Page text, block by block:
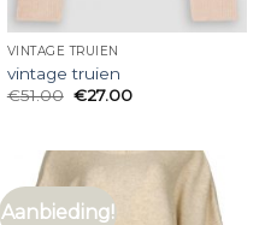
VINTAGE TRUIEN
vintage truien
€51.00 €27.00
Aanbieding!